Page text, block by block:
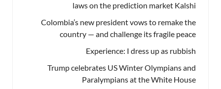
laws on the prediction market Kalshi
Colombia’s new president vows to remake the
country — and challenge its fragile peace
Experience: I dress up as rubbish
Trump celebrates US Winter Olympians and
Paralympians at the White House